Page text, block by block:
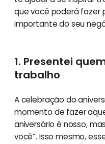
que você poderá fazer
importante do seu
1. Presentei
trabalho
A celebração do
momento de fazer
aniversário é nosso,
você”. Isso mesmo,